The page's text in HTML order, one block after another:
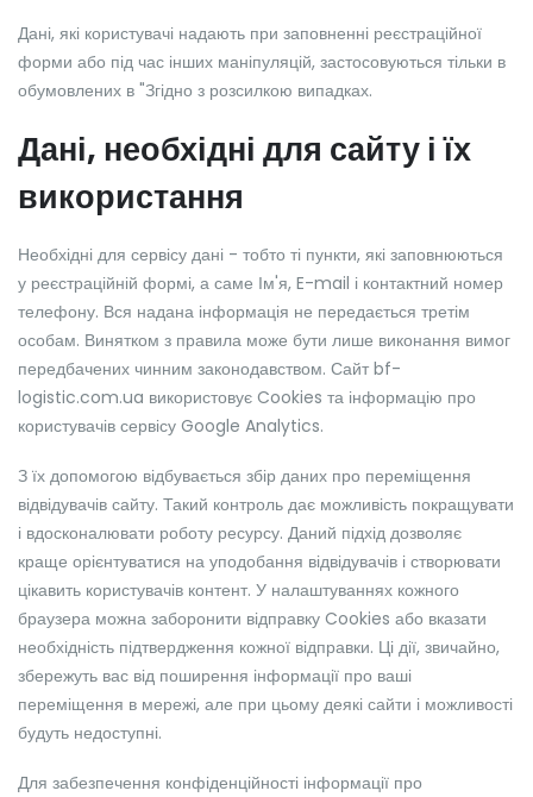
Дані, які користувачі надають при заповненні реєстраційної
форми або під час інших маніпуляцій, застосовуються тільки в
обумовлених в "Згідно з розсилкою випадках.
Дані, необхідні для сайту і їх
використання
Необхідні для сервісу дані - тобто ті пункти, які заповнюються
у реєстраційній формі, а саме Ім'я, E-mail і контактний номер
телефону. Вся надана інформація не передається третім
особам. Винятком з правила може бути лише виконання вимог
передбачених чинним законодавством. Сайт bf-
logistic.com.ua використовує Cookies та інформацію про
користувачів сервісу Google Analytics.
З їх допомогою відбувається збір даних про переміщення
відвідувачів сайту. Такий контроль дає можливість покращувати
і вдосконалювати роботу ресурсу. Даний підхід дозволяє
краще орієнтуватися на уподобання відвідувачів і створювати
цікавить користувачів контент. У налаштуваннях кожного
браузера можна заборонити відправку Cookies або вказати
необхідність підтвердження кожної відправки. Ці дії, звичайно,
збережуть вас від поширення інформації про ваші
переміщення в мережі, але при цьому деякі сайти і можливості
будуть недоступні.
Для забезпечення конфіденційності інформації про